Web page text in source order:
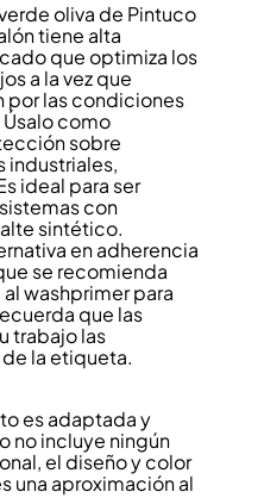
oliva de Pintuco
tiene alta
que optimiza los
a la vez que
por las condiciones
como
sobre
industriales,
ideal para ser
con
sintético.
en adherencia
se recomienda
washprimer para
que las
trabajo las
la etiqueta.
es adaptada y
no incluye ningún
el diseño y color
una aproximación al